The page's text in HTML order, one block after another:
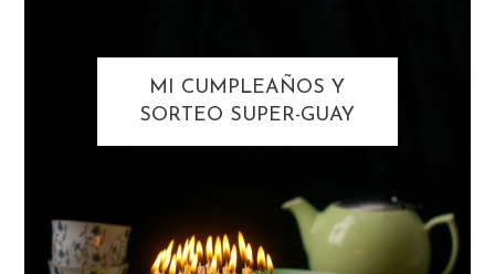
MI CUMPLEAÑOS Y
SORTEO SUPER-GUAY